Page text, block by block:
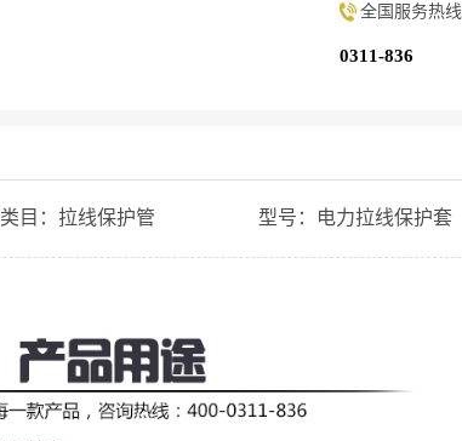
全国服务热线
0311-836
类目：拉线保护管 型号： 电力拉线保护套